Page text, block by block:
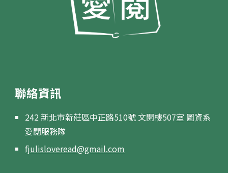
聯絡資訊
242新北市新莊區中正路510號 文開樓507室 圖資系
愛閱服務隊
fjulisloveread@gmail.com